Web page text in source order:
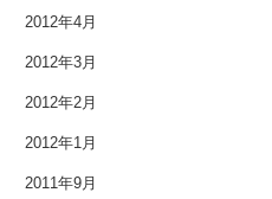
2012年4月
2012年3月
2012年2月
2012年1月
2011年9月